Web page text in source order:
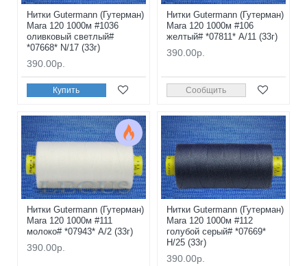
Нитки Gutermann (Гутерман)
Mara 120 1000м #1036
оливковый светлый#
*07668* N/17 (33г)
390.00р.
Купить
Нитки Gutermann (Гутерман)
Mara 120 1000м #106
желтый# *07811* A/11 (33г)
390.00р.
Сообщить
Нитки Gutermann (Гутерман)
Mara 120 1000м #111
молоко# *07943* A/2 (33г)
390.00р.
Нитки Gutermann (Гутерман)
Mara 120 1000м #112
голубой серый# *07669*
H/25 (33г)
390.00р.